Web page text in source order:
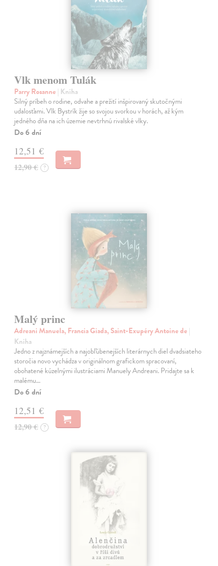
Vlk menom Tulák
Parry Rosanne | Kniha
Silný príbeh o rodine, odvahe a prežití inšpirovaný skutočnými
udalosťami. Vlk Bystrík žije so svojou svorkou v horách, až kým
jedného dňa na ich územie nevtrhnú rivalské vlky.
Do 6 dní
12,51 €
12,90 € ?
Malý princ
Adreani Manuela, Francia Giada, Saint-Exupéry Antoine de |
Kniha
Jedno z najznámejších a najobľúbenejších literárnych diel dvadsiateho
storočia novo vychádza v originálnom grafickom spracovaní,
obohatené kúzelnými ilustráciami Manuely Andreani. Pridajte sa k
malému…
Do 6 dní
12,51 €
12,90 € ?